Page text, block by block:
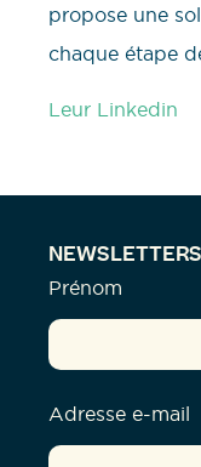
propose une
chaque étape
Leur Linkedin
Prénom
Adresse e-mail